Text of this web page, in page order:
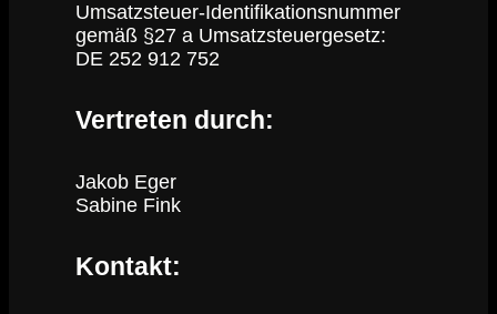
Umsatzsteuer-Identifikationsnummer
gemäß §27 a Umsatzsteuergesetz:
DE 252 912 752
Vertreten durch:
Jakob Eger
Sabine Fink
Kontakt: